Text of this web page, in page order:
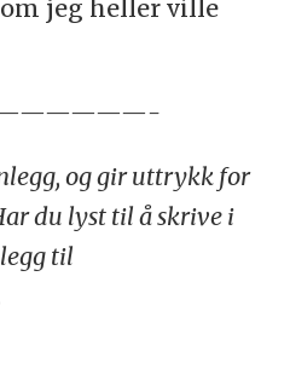
jeg heller ville
og gir uttrykk for
du lyst til å skrive i
til